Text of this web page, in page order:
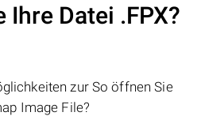
Ihre Datei .FPX?
zur So öffnen Sie
Image File?